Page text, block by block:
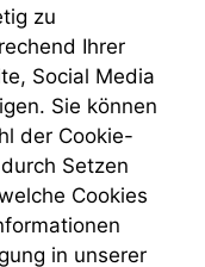
zu
Ihrer
Social Media
Sie können
der Cookie-
Setzen
Cookies
in unserer
speichern
Daten ab,
interne
zu
Diese helfen
unsere Website